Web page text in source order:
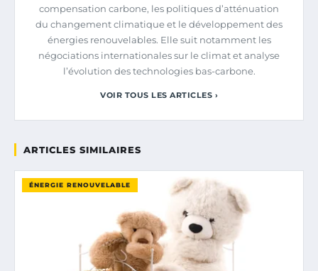
compensation carbone, les politiques d’atténuation
du changement climatique et le développement des
énergies renouvelables. Elle suit notamment les
négociations internationales sur le climat et analyse
l’évolution des technologies bas-carbone.
VOIR TOUS LES ARTICLES ›
ARTICLES SIMILAIRES
ÉNERGIE RENOUVELABLE